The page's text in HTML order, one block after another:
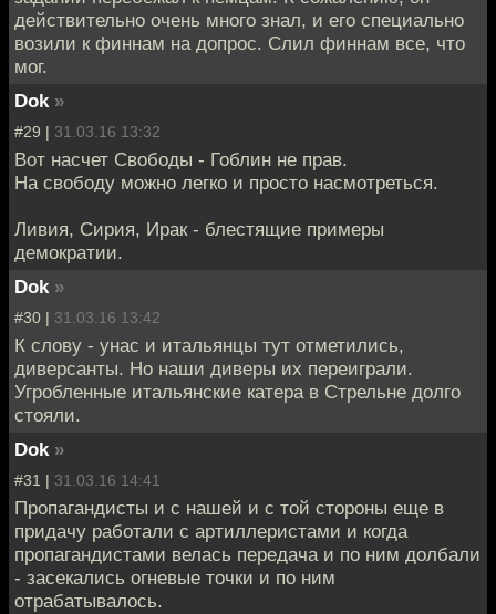
действительно очень много знал, и его специально
возили к финнам на допрос. Слил финнам все, что
мог.
Dok »
#29 | 31.03.16 13:32
Вот насчет Свободы - Гоблин не прав.
На свободу можно легко и просто насмотреться.
Ливия, Сирия, Ирак - блестящие примеры
демократии.
Dok »
#30 | 31.03.16 13:42
К слову - унас и итальянцы тут отметились,
диверсанты. Но наши диверы их переиграли.
Угробленные итальянские катера в Стрельне долго
стояли.
Dok »
#31 | 31.03.16 14:41
Пропагандисты и с нашей и с той стороны еще в
придачу работали с артиллеристами и когда
пропагандистами велась передача и по ним долбали
- засекались огневые точки и по ним
отрабатывалось.